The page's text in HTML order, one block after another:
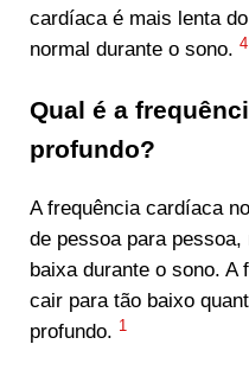
cardíaca é mais lenta
normal durante o sono. 4
Qual é a
profundo?
A frequência cardíaca
de pessoa para
baixa durante o sono. A
cair para tão baixo
profundo. 1